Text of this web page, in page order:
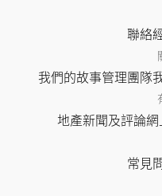
聯絡
我們的故事管理團隊
地產新聞及評論網
常見